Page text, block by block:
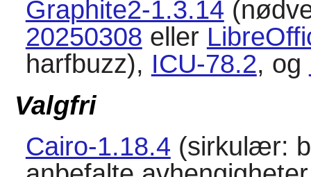
Graphite2-1.3.14
20250308 eller
harfbuzz), ICU-78.2, og
Valgfri
Cairo-1.18.4 (sirkulær: